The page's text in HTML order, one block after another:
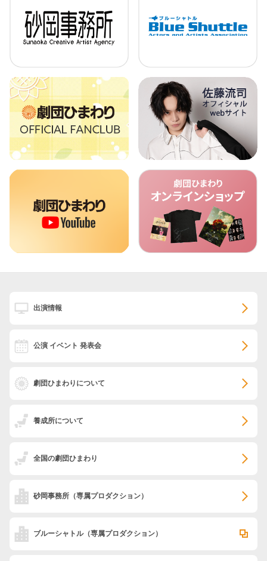
出演情報
公演 イベント 発表会
劇団ひまわりについて
養成所について
全国の劇団ひまわり
砂岡事務所 （専属プロダクション）
ブルーシャトル（専属プロダクション）